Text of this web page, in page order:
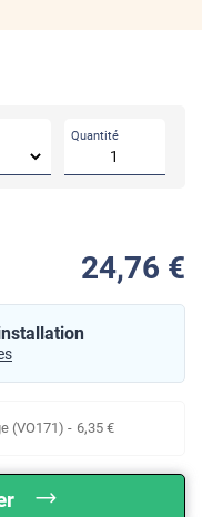
Quantité
24,76 €
(VO171) - 6,35 €